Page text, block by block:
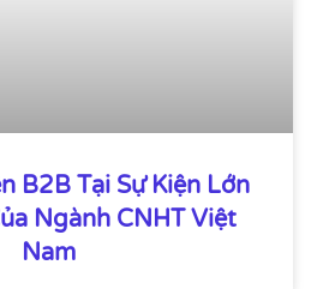
B2B Tại Sự Kiện Lớn
Ngành CNHT Việt
Nam